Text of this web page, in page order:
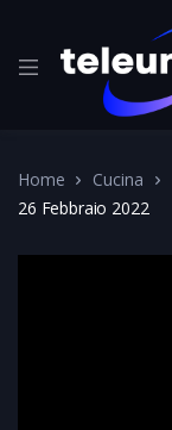
Home Cucina
26 Febbraio 2022